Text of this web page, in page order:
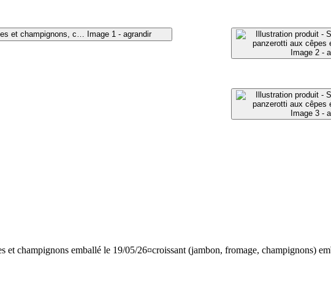
Image 1 - agrandir
Image 2 -
Image 3 -
et champignons emballé le 19/05/26¤croissant (jambon, fromage, champignons)